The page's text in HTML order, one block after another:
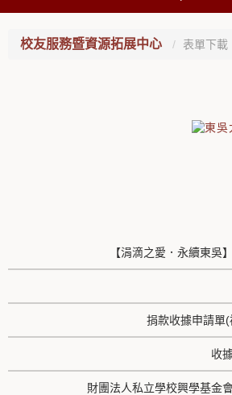
校友服務暨資源拓展中心 表單下載
【涓滴之愛．永續東吳
捐款收據申請單
收
財團法人私立學校興學基金